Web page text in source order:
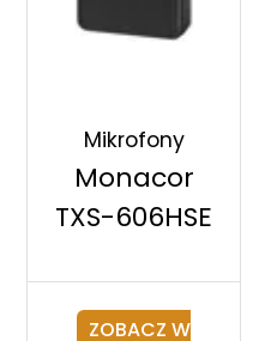
Mikrofony
Monacor
TXS-606HSE
ZOBACZ W